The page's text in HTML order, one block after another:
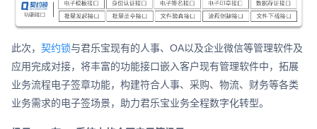
此次， 契约锁与君乐宝现有的人事、OA以及企业微信等管理软件及
应用完成对接，将丰富的功能接口嵌入客户现有管理软件中，拓展
业务流程电子签章功能，构建符合人事、采购、物流、财务等各类
业务需求的电子签场景，助力君乐宝业务全程数字化转型。